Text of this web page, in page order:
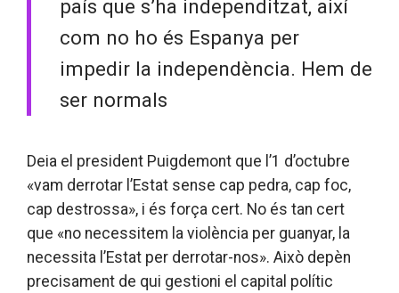
país que s’ha independitzat, així
com no ho és Espanya per
impedir la independència. Hem de
ser normals
Deia el president Puigdemont que l’1 d’octubre
«vam derrotar l’Estat sense cap pedra, cap foc,
cap destrossa», i és força cert. No és tan cert
que «no necessitem la violència per guanyar, la
necessita l’Estat per derrotar-nos». Això depèn
precisament de qui gestioni el capital polític